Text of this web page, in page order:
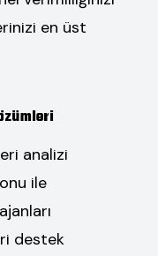
en üst
analizi
ile
destek